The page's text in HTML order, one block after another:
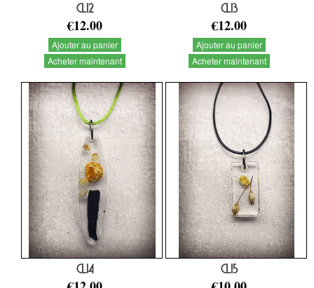
CL12
€12.00
Ajouter au panier
Acheter maintenant
CL13
€12.00
Ajouter au panier
Acheter maintenant
CL14 CL15